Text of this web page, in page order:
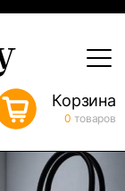
Корзина
0 товаров